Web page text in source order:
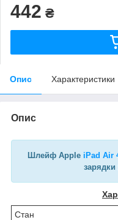
442 ₴
Опис Характеристики
Опис
Шлейф Apple iPad Air
зарядки
Стан